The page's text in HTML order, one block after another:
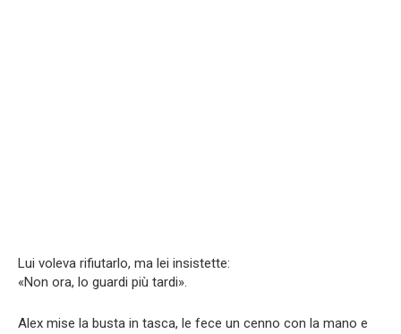
Lui voleva rifiutarlo, ma lei insistette:
«Non ora, lo guardi più tardi».
Alex mise la busta in tasca, le fece un cenno con la mano e